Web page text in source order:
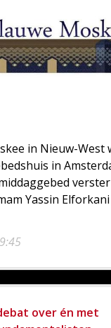
in Nieuw-West
in
Yassin
over én met